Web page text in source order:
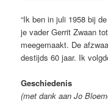
“Ik ben in juli 1958 bij
je vader Gerrit Zwaan
meegemaakt. De
destijds 60 jaar. Ik
Geschiedenis
(met dank aan Jo